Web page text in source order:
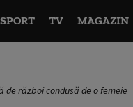
SPORT TV MAGAZIN
de război condusă de o femeie